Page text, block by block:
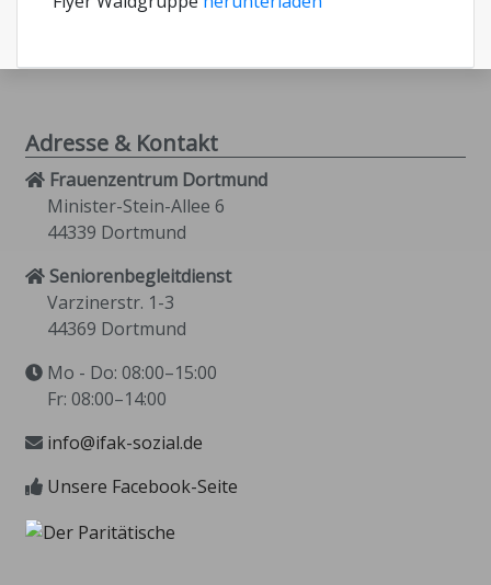
Adresse & Kontakt
Frauenzentrum Dortmund
Minister-Stein-Allee 6
44339 Dortmund
Seniorenbegleitdienst
Varzinerstr. 1-3
44369 Dortmund
Mo - Do: 08:00–15:00
Fr: 08:00–14:00
info@ifak-sozial.de
Unsere Facebook-Seite